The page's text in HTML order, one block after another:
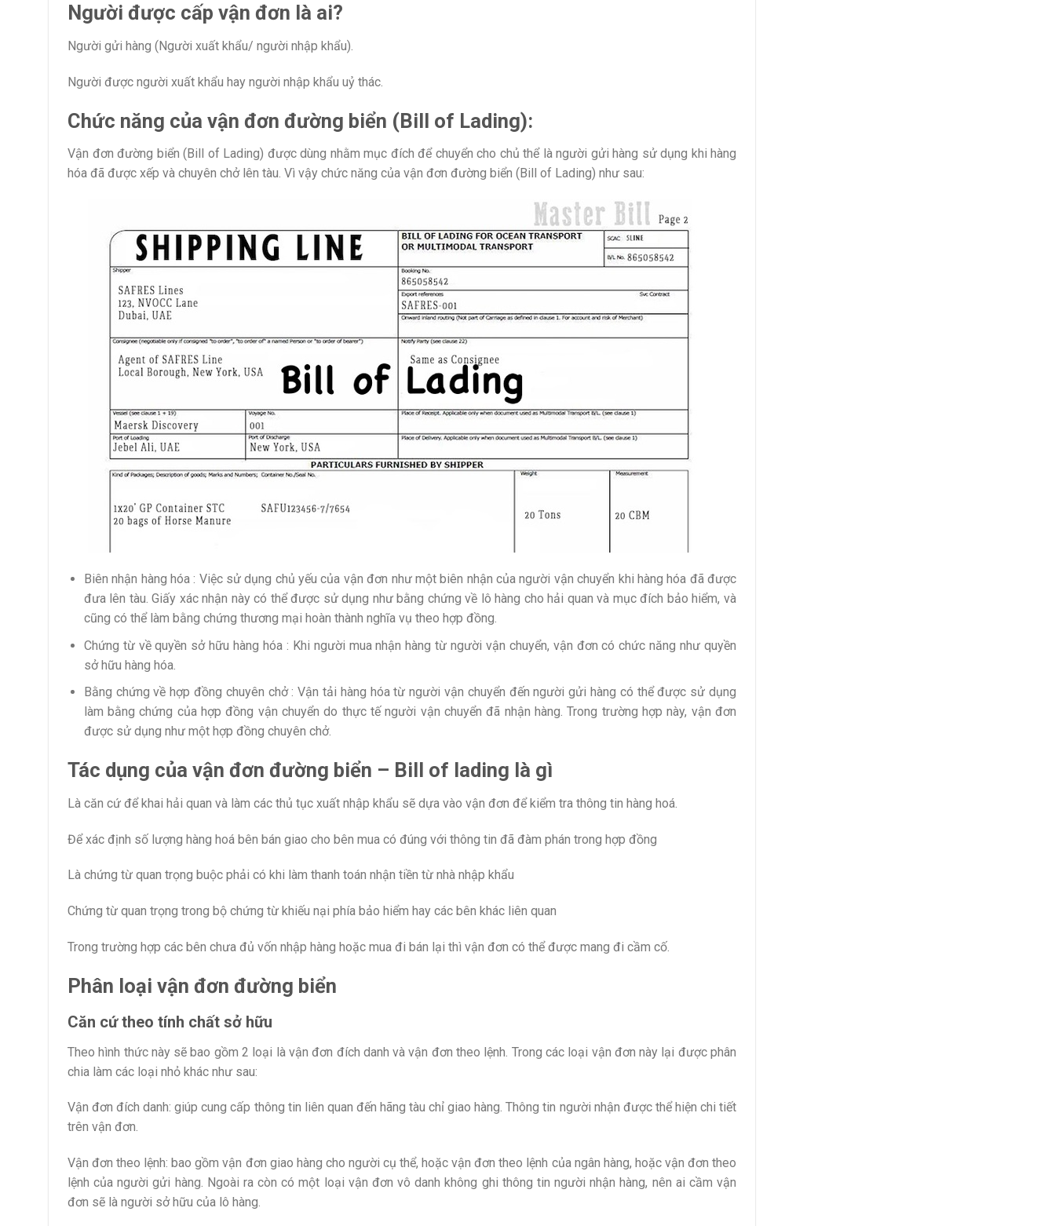
Người được cấp vận đơn là ai?
Người gửi hàng (Người xuất khẩu/ người nhập khẩu).
Người được người xuất khẩu hay người nhập khẩu uỷ thác.
Chức năng của vận đơn đường biển (Bill of Lading):
Vận đơn đường biển (Bill of Lading) được dùng nhằm mục đích để chuyển cho chủ thể là người gửi hàng sử dụng khi hàng
hóa đã được xếp và chuyên chở lên tàu. Vì vậy chức năng của vận đơn đường biển (Bill of Lading) như sau:
Biên nhận hàng hóa : Việc sử dụng chủ yếu của vận đơn như một biên nhận của người vận chuyển khi hàng hóa đã được
đưa lên tàu. Giấy xác nhận này có thể được sử dụng như bằng chứng về lô hàng cho hải quan và mục đích bảo hiểm, và
cũng có thể làm bằng chứng thương mại hoàn thành nghĩa vụ theo hợp đồng.
Chứng từ về quyền sở hữu hàng hóa : Khi người mua nhận hàng từ người vận chuyển, vận đơn có chức năng như quyền
sở hữu hàng hóa.
Bằng chứng về hợp đồng chuyên chở : Vận tải hàng hóa từ người vận chuyển đến người gửi hàng có thể được sử dụng
làm bằng chứng của hợp đồng vận chuyển do thực tế người vận chuyển đã nhận hàng. Trong trường hợp này, vận đơn
được sử dụng như một hợp đồng chuyên chở.
Tác dụng của vận đơn đường biển – Bill of lading là gì
Là căn cứ để khai hải quan và làm các thủ tục xuất nhập khẩu sẽ dựa vào vận đơn để kiểm tra thông tin hàng hoá.
Để xác định số lượng hàng hoá bên bán giao cho bên mua có đúng với thông tin đã đàm phán trong hợp đồng
Là chứng từ quan trọng buộc phải có khi làm thanh toán nhận tiền từ nhà nhập khẩu
Chứng từ quan trọng trong bộ chứng từ khiếu nại phía bảo hiểm hay các bên khác liên quan
Trong trường hợp các bên chưa đủ vốn nhập hàng hoặc mua đi bán lại thì vận đơn có thể được mang đi cầm cố.
Phân loại vận đơn đường biển
Căn cứ theo tính chất sở hữu
Theo hình thức này sẽ bao gồm 2 loại là vận đơn đích danh và vận đơn theo lệnh. Trong các loại vận đơn này lại được phân
chia làm các loại nhỏ khác như sau:
Vận đơn đích danh: giúp cung cấp thông tin liên quan đến hãng tàu chỉ giao hàng. Thông tin người nhận được thể hiện chi tiết
trên vận đơn.
Vận đơn theo lệnh: bao gồm vận đơn giao hàng cho người cụ thể, hoặc vận đơn theo lệnh của ngân hàng, hoặc vận đơn theo
lệnh của người gửi hàng. Ngoài ra còn có một loại vận đơn vô danh không ghi thông tin người nhận hàng, nên ai cầm vận
đơn sẽ là người sở hữu của lô hàng.